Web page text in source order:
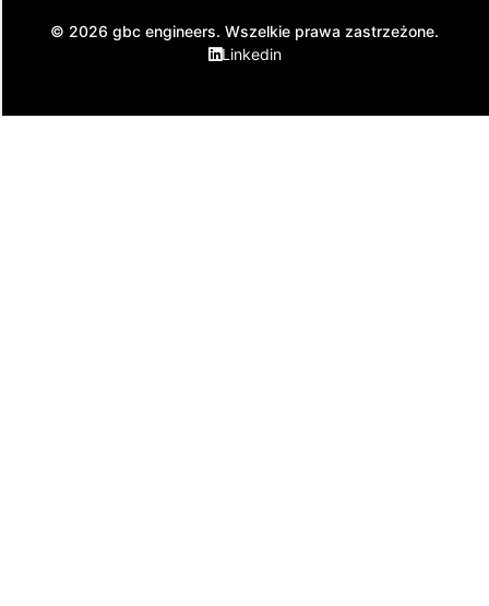
© 2026 gbc engineers. Wszelkie prawa zastrzeżone.
Linkedin